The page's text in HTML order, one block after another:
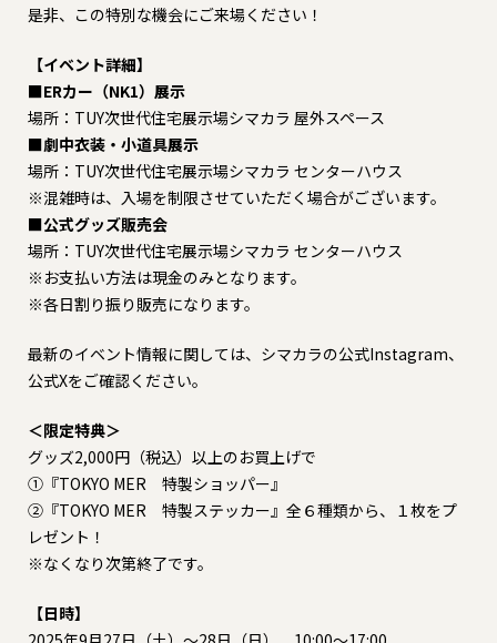
是非、この特別な機会にご来場ください！
【イベント詳細】
■ERカー（NK1）展示
場所：TUY次世代住宅展示場シマカラ 屋外スペース
■劇中衣装・小道具展示
場所：TUY次世代住宅展示場シマカラ センターハウス
※混雑時は、入場を制限させていただく場合がございます。
■公式グッズ販売会
場所：TUY次世代住宅展示場シマカラ センターハウス
※お支払い方法は現金のみとなります。
※各日割り振り販売になります。
最新のイベント情報に関しては、シマカラの公式Instagram、
公式Xをご確認ください。
＜限定特典＞
グッズ2,000円（税込）以上のお買上げで
①『TOKYO MER 特製ショッパー』
②『TOKYO MER 特製ステッカー』全６種類から、１枚をプ
レゼント！
※なくなり次第終了です。
【日時】